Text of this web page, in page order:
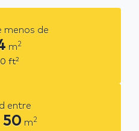
menos de
m2
ft2
entre
50 m2